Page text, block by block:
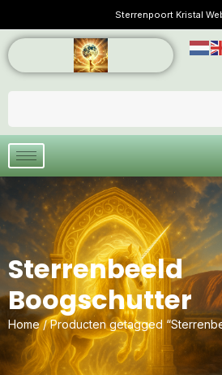
Sterrenpoort Kristal
Sterrenbeeld
Boogschutter
Home/ Producten getagged